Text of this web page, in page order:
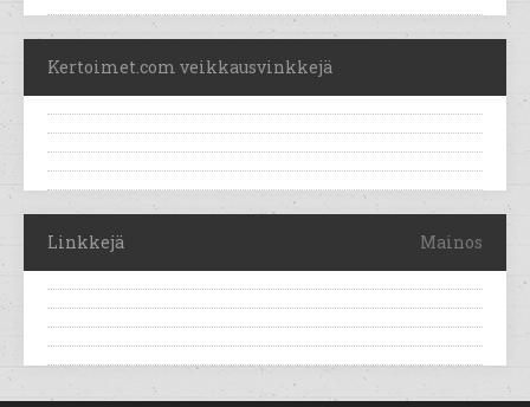
Kertoimet.com veikkausvinkkejä
Linkkejä Mainos